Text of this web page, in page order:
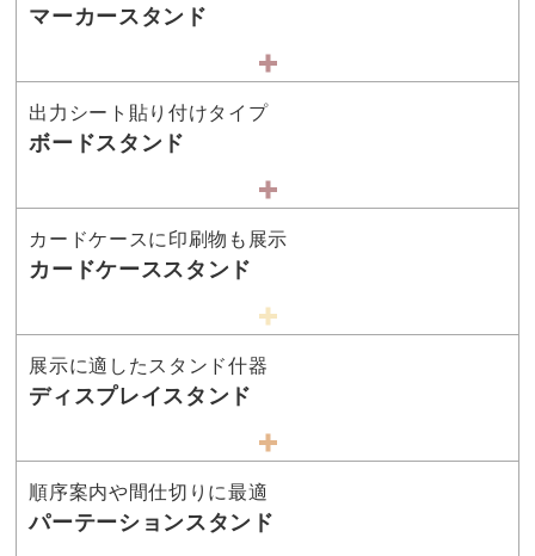
マーカースタンド
出力シート貼り付けタイプ
ボードスタンド
カードケースに印刷物も展示
カードケーススタンド
展示に適したスタンド什器
ディスプレイスタンド
順序案内や間仕切りに最適
パーテーションスタンド